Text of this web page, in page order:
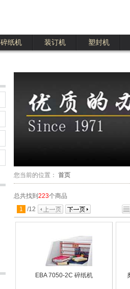
碎纸机 装订机 塑封机
您当前的位置： 首页
总共找到 223个商品
1
/12
EBA 7050-2C 碎纸机